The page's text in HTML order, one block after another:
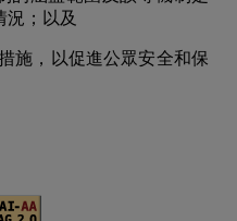
況；以及
施，以促進公眾安全和保